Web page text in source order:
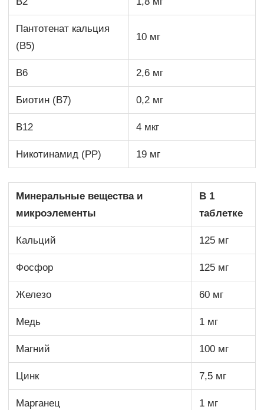
Пантотенат кальция
(В5)
10 мг
В6 2,6 мг
Биотин (В7) 0,2 мг
В12 4 мкг
Никотинамид (РР) 19 мг
Минеральные вещества и
микроэлементы
В 1
таблетке
Кальций 125 мг
Фосфор 125 мг
Железо 60 мг
Медь 1 мг
Магний 100 мг
Цинк 7,5 мг
Марганец 1 мг